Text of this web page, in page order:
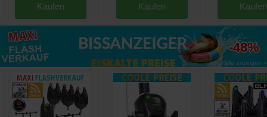
Kaufen Kaufen Kaufen
bis zu
-48%
Alle anzeigen »